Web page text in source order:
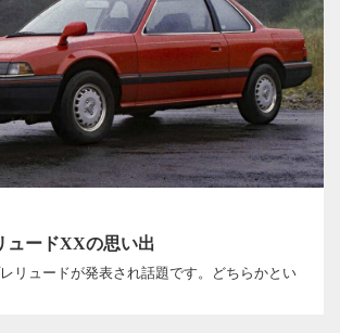
ュードXXの思い出
リュードが発表され話題です。どちらかとい